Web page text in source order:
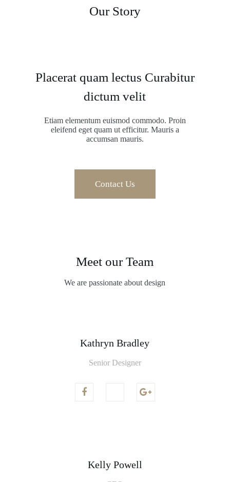
Our Story
Placerat quam lectus Curabitur
dictum velit
Etiam elementum euismod commodo. Proin
eleifend eget quam ut efficitur. Mauris a
accumsan mauris.
Contact Us
Meet our Team
We are passionate about design
Kathryn Bradley
Senior Designer
Kelly Powell